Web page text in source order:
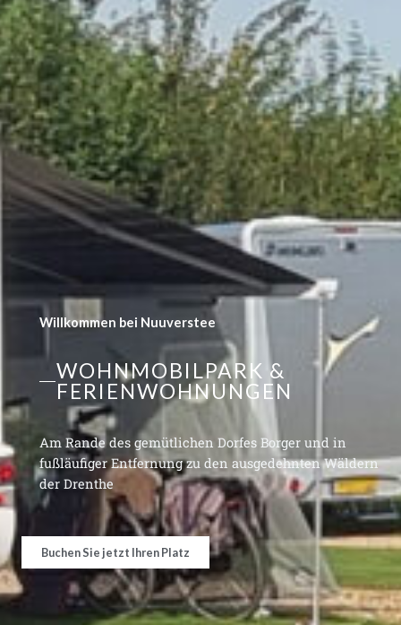
Willkommen bei Nuuverstee
WOHNMOBILPARK &
FERIENWOHNUNGEN
Am Rande des gemütlichen Dorfes Borger und in
fußläufiger Entfernung zu den ausgedehnten Wäldern
der Drenthe
Buchen Sie jetzt Ihren Platz